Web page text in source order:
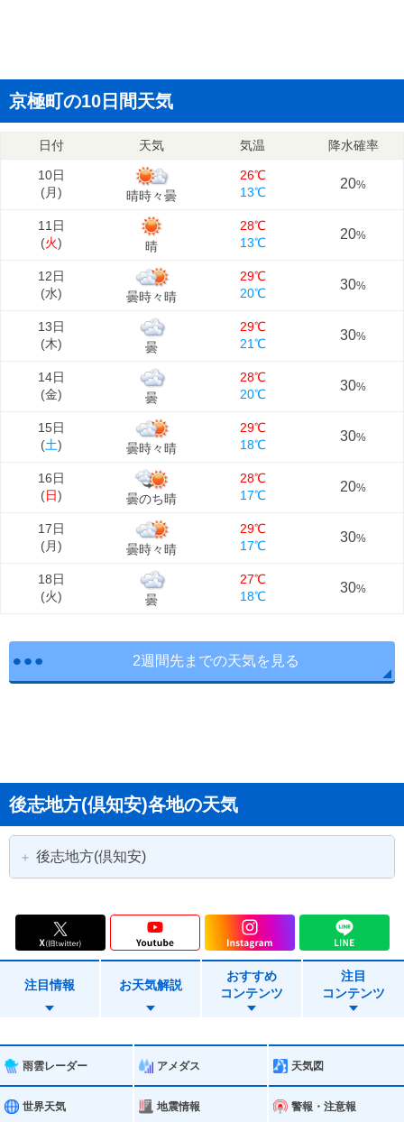
京極町の10日間天気
日付 天気 気温 降水確率
10日
(月) 晴時々曇
26℃
13℃
20%
11日
(火) 晴
28℃
13℃
20%
12日
(水) 曇時々晴
29℃
20℃
30%
13日
(木) 曇
29℃
21℃
30%
14日
(金) 曇
28℃
20℃
30%
15日
(土) 曇時々晴
29℃
18℃
30%
16日
(日) 曇のち晴
28℃
17℃
20%
17日
(月) 曇時々晴
29℃
17℃
30%
18日
(火) 曇
27℃
18℃
30%
2週間先までの天気を見る
後志地方(倶知安)各地の天気
後志地方(倶知安)
寿都町 黒松内町
蘭越町 ニセコ町
喜茂別町
倶知安町
注目情報 お天気解説
おすすめ
コンテンツ
注目
コンテンツ
雨雲レーダー アメダス 天気図
世界天気 地震情報 警報・注意報